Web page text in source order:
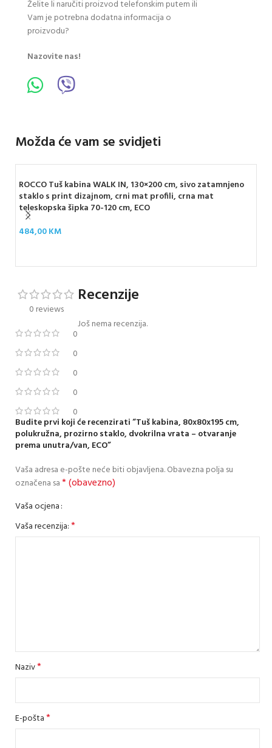
Želite li naručiti proizvod telefonskim putem ili
Vam je potrebna dodatna informacija o
proizvodu?
Nazovite nas!
Možda će vam se svidjeti
ROCCO Tuš kabina WALK IN, 130×200 cm, sivo zatamnjeno
staklo s print dizajnom, crni mat profili, crna mat
teleskopska šipka 70-120 cm, ECO
484,00KM
0 reviews
0
0
0
0
0
Recenzije
Još nema recenzija.
Budite prvi koji će recenzirati “Tuš kabina, 80x80x195 cm,
polukružna, prozirno staklo, dvokrilna vrata – otvaranje
prema unutra/van, ECO”
Vaša adresa e-pošte neće biti objavljena.Obavezna polja su
označena sa* (obavezno)
Vaša ocjena
Vaša recenzija:*
Naziv*
E-pošta*